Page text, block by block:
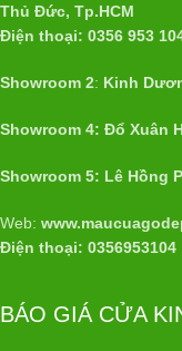
Thủ Đức, Tp.HCM
Điện thoại: 0356 953
Showroom 2: Kinh
Showroom 4: Đổ Xuân
Showroom 5: Lê Hồng
Web:
Điện thoại: 0356953104
BÁO GIÁ CỬA